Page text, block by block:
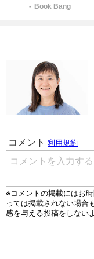
Book Bang